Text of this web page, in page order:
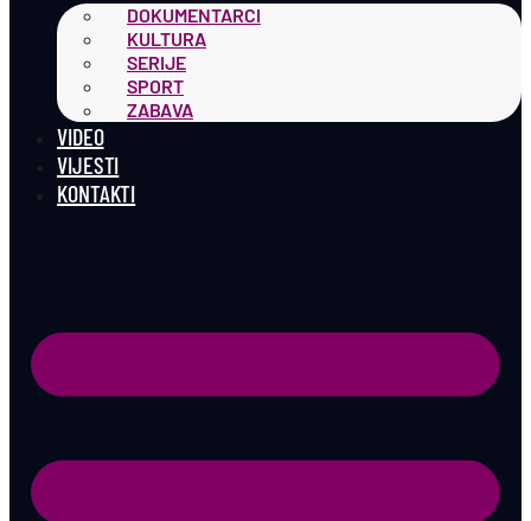
DOKUMENTARCI
KULTURA
SERIJE
SPORT
ZABAVA
VIDEO
VIJESTI
KONTAKTI